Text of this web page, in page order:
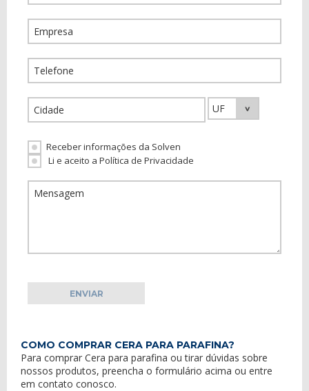
Receber informações da Solven
Li e aceito a Política de Privacidade
COMO COMPRAR CERA PARA PARAFINA?
Para comprar Cera para parafina ou tirar dúvidas sobre
nossos produtos, preencha o formulário acima ou entre
em contato conosco.